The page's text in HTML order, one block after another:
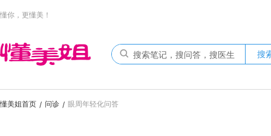
懂你，更懂美！
搜
懂美姐首页 / 问诊 / 眼周年轻化问答